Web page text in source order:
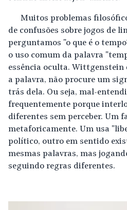
Muitos problemas
de confusões sobre jogos de
perguntamos "o que é o
o uso comum da palavra
essência oculta. Wittgenstein
a palavra, não procure um
trás dela. Ou seja, mal-
frequentemente porque
diferentes sem perceber. Um
metaforicamente. Um usa
político, outro em sentido
mesmas palavras, mas
seguindo regras diferentes.